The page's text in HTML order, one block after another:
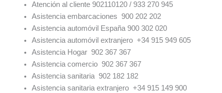
Atención al cliente 902110120 / 933 270 945
Asistencia embarcaciones 900 202 202
Asistencia automóvil España 900 302 020
Asistencia automóvil extranjero +34 915 949 605
Asistencia Hogar 902 367 367
Asistencia comercio 902 367 367
Asistencia sanitaria 902 182 182
Asistencia sanitaria extranjero +34 915 149 900